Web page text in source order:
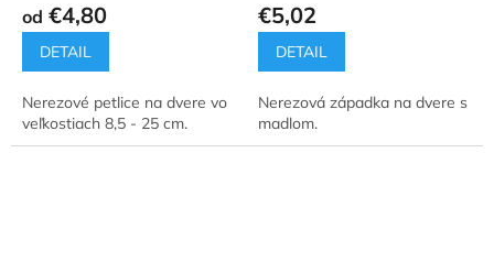
produktu
4,7
5
hviezdičiek.
od €4,80
DETAIL
Nerezové petlice na dvere vo
veľkostiach 8,5 - 25 cm.
produktu
5,0
5
hviezdičiek.
€5,02
DETAIL
Nerezová západka na dvere s
madlom.